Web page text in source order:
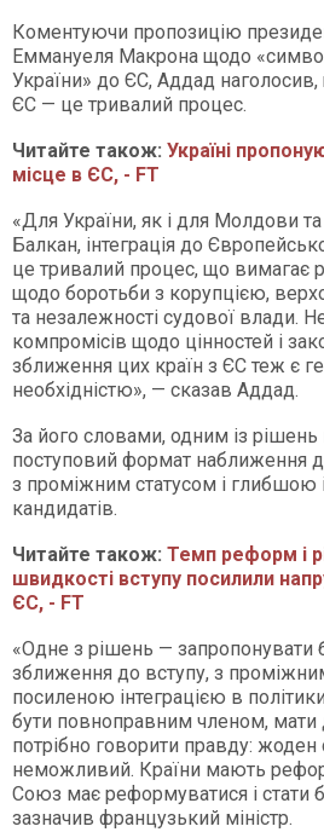
Коментуючи пропозицію
Еммануеля Макрона щодо
України» до ЄС, Аддад наголосив,
ЄС — це тривалий процес.
Читайте також: Україні
місце в ЄС, - FT
«Для України, як і для Молдови та
Балкан, інтеграція до
це тривалий процес, що вимагає
щодо боротьби з корупцією,
та незалежності судової влади.
компромісів щодо цінностей і
зближення цих країн з ЄС теж є
необхідністю», — сказав Аддад.
За його словами, одним із
поступовий формат наближення
з проміжним статусом і глибшою
кандидатів.
Читайте також: Темп реформ і
швидкості вступу посилили
ЄС, - FT
«Одне з рішень — запропонувати
зближення до вступу, з
посиленою інтеграцією в
бути повноправним членом, мати
потрібно говорити правду:
неможливий. Країни мають
Союз має реформуватися і стати
зазначив французький міністр.